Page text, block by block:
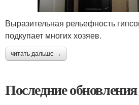
Выразительная рельефность
подкупает многих хозяев.
читать дальше →
Последние